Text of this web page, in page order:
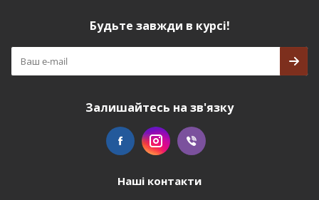
Будьте завжди в курсі!
Залишайтесь на зв'язку
Наші контакти